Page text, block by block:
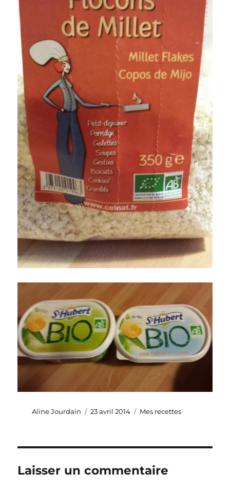
Auteur
Aline Jourdain
Publié
23 avril 2014 Catégories
Mes recettes
Laisser un commentaire